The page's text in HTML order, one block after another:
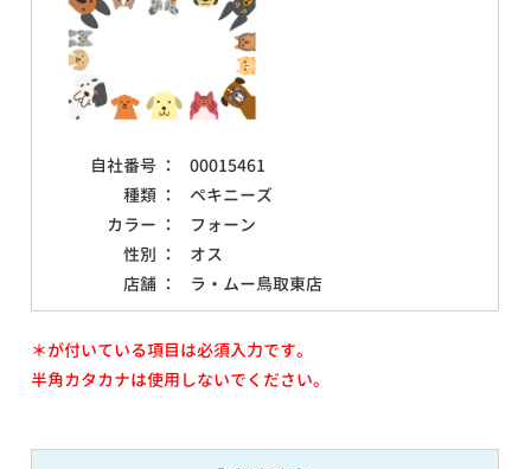
自社番号 ：
00015461
種類 ：
ペキニーズ
カラー ：
フォーン
性別 ：
オス
店舗 ：
ラ・ムー鳥取東店
＊が付いている項目は必須入力です。
半角カタカナは使用しないでください。